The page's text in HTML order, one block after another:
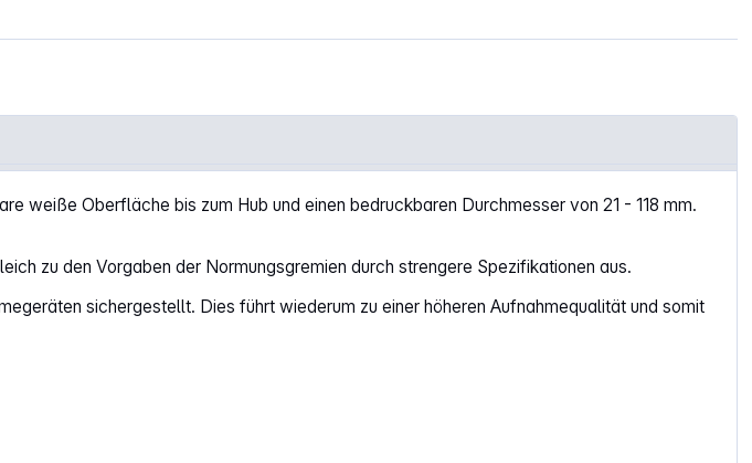
weiße Oberfläche bis zum Hub und einen bedruckbaren Durchmesser von 21 - 118 mm.
zu den Vorgaben der Normungsgremien durch strengere Spezifikationen aus.
sichergestellt. Dies führt wiederum zu einer höheren Aufnahmequalität und somit